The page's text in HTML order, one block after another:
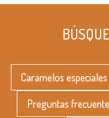
Caramelos especiales
Preguntas